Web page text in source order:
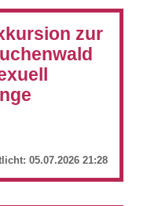
zur
05.07.2026 21:28